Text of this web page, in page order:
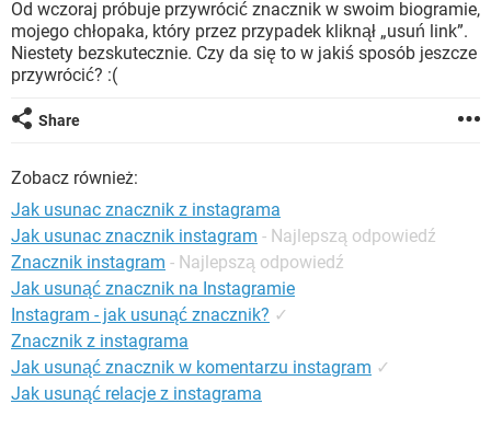
WINDOWS 10
INSTAGRAM FACEBOOK
WINDOWS 10
GRY WHATSAPP
SPOTIFY NETFLIX
INSTAGRAM
WINDOWS 10
Od wczoraj próbuje przywrócić znacznik w swoim biogramie,
mojego chłopaka, który przez przypadek kliknął „usuń link”.
Niestety bezskutecznie. Czy da się to w jakiś sposób jeszcze
przywrócić? :(
Share
Zobacz również:
Jak usunac znacznik z instagrama
Jak usunac znacznik instagram - Najlepszą odpowiedź
Znacznik instagram - Najlepszą odpowiedź
Jak usunąć znacznik na Instagramie
Instagram - jak usunąć znacznik? ✓
Znacznik z instagrama
Jak usunąć znacznik w komentarzu instagram ✓
Jak usunąć relacje z instagrama